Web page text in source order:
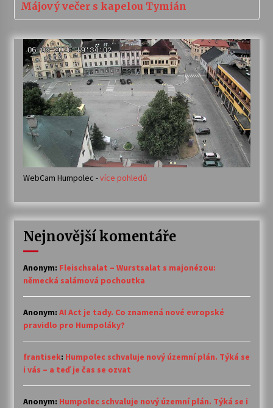
Májový večer s kapelou Tymián
WebCam Humpolec -více pohledů
Nejnovější komentáře
Anonym: Fleischsalat – Wurstsalat s majonézou:
německá salámová pochoutka
Anonym: AI Act je tady. Co znamená nové evropské
pravidlo pro Humpoláky?
frantisek: Humpolec schvaluje nový územní plán. Týká se
i vás – a teď je čas se ozvat
Anonym: Humpolec schvaluje nový územní plán. Týká se i